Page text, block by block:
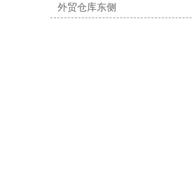
外贸仓库东侧